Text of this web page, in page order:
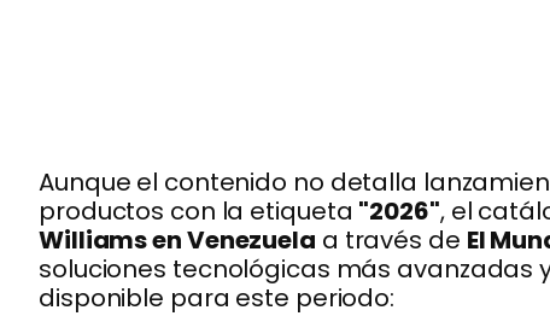
Aunque el contenido no detalla
productos con la etiqueta "2026", el
Williams en Venezuela a través de El
soluciones tecnológicas más avanzadas
disponible para este periodo: